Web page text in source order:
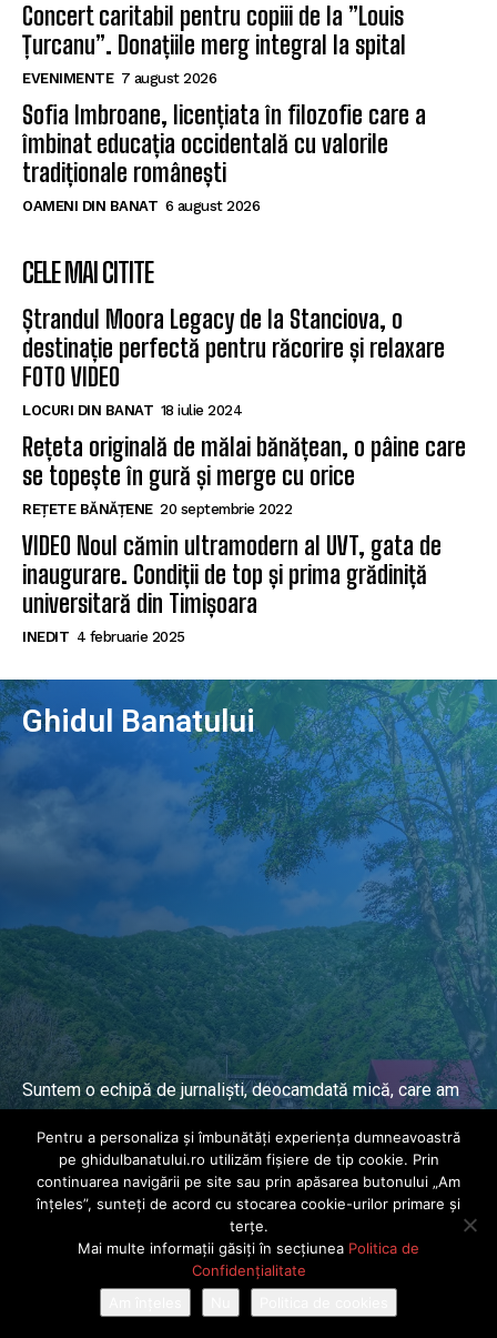
Concert caritabil pentru copiii de la ”Louis
Țurcanu”. Donațiile merg integral la spital
EVENIMENTE 7 august 2026
Sofia Imbroane, licențiata în filozofie care a
îmbinat educația occidentală cu valorile
tradiționale românești
OAMENI DIN BANAT 6 august 2026
CELE MAI CITITE
Ștrandul Moora Legacy de la Stanciova, o
destinație perfectă pentru răcorire și relaxare
FOTO VIDEO
LOCURI DIN BANAT 18 iulie 2024
Rețeta originală de mălai bănățean, o pâine care
se topește în gură și merge cu orice
REȚETE BĂNĂȚENE 20 septembrie 2022
VIDEO Noul cămin ultramodern al UVT, gata de
inaugurare. Condiții de top și prima grădiniță
universitară din Timișoara
INEDIT 4 februarie 2025
Ghidul Banatului
Suntem o echipă de jurnaliști, deocamdată mică, care am
ani.
© Ghidul Banatului 2025. Toate drepturile rezervate · Dezvoltat de
Power Media FX
Pentru a personaliza și îmbunătăți experiența dumneavoastră
pe ghidulbanatului.ro utilizăm fișiere de tip cookie. Prin
continuarea navigării pe site sau prin apăsarea butonului „Am
înțeles”, sunteți de acord cu stocarea cookie-urilor primare și
terțe.
Mai multe informații găsiți în secțiunea Politica de
Confidențialitate